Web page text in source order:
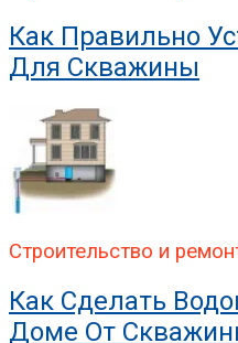
Как Правильно
Для Скважины
Строительство и
Как Сделать
Доме От